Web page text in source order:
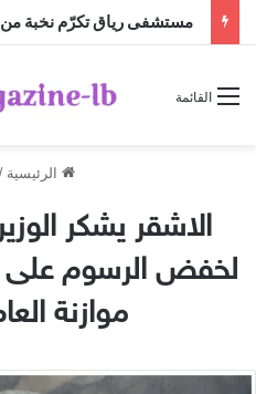
مستشفى رياق تكرّم نخبة من
القائمة
الرئيسية /
الاشقر يشكر
لخفض الرسوم على
موازنة العام